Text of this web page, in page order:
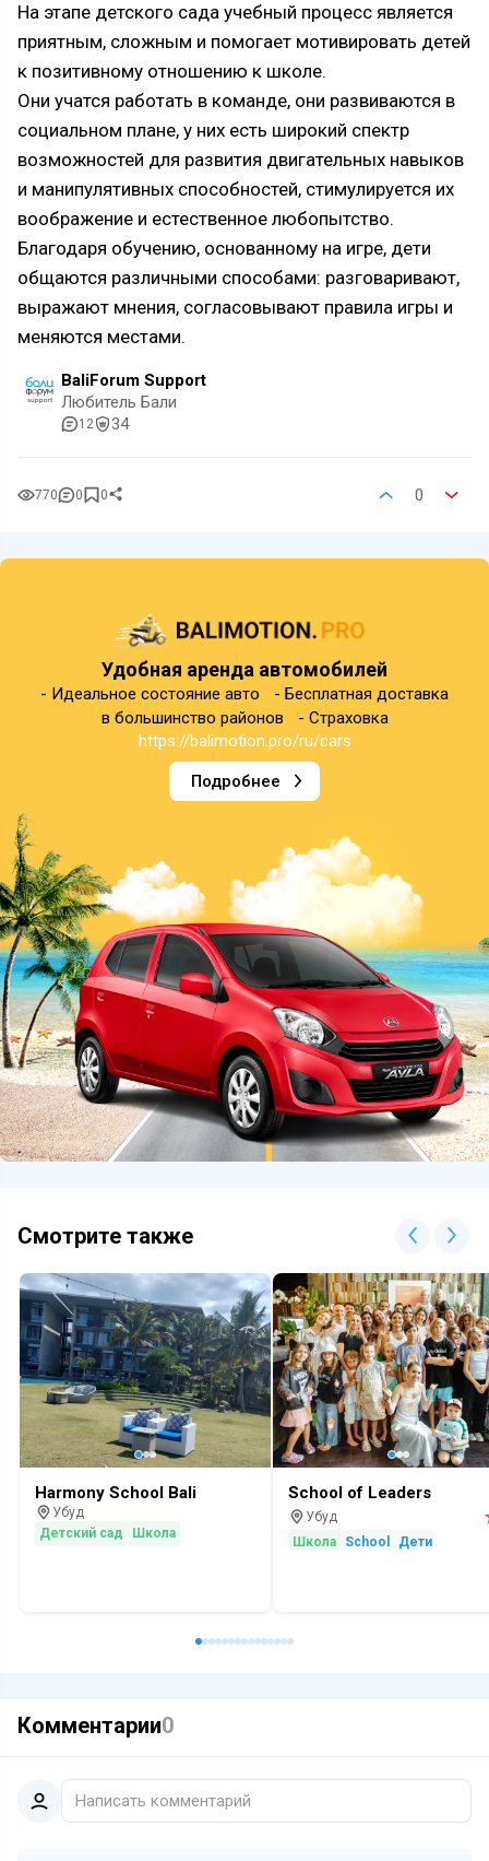
На этапе детского сада учебный процесс является
приятным, сложным и помогает мотивировать детей
к позитивному отношению к школе.
Они учатся работать в команде, они развиваются в
социальном плане, у них есть широкий спектр
возможностей для развития двигательных навыков
и манипулятивных способностей, стимулируется их
воображение и естественное любопытство.
Благодаря обучению, основанному на игре, дети
общаются различными способами: разговаривают,
выражают мнения, согласовывают правила игры и
меняются местами.
BaliForum Support
Любитель Бали
12 34
770 0 0 0
Удобная аренда автомобилей
- Идеальное состояние авто - Бесплатная доставка
в большинство районов - Страховка
https://balimotion.pro/ru/cars
Подробнее
Смотрите также
Harmony School Bali
Убуд
Детский сад
Школа
School of Leaders
Убуд
Школа
School Дети
Комментарии0
Написать комментарий